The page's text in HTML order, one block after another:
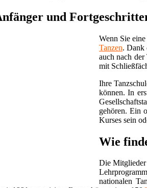
und
Wenn Sie
Tanzen. Dank
auch nach
mit
Ihre
können. In
gehören. Ein
Kurses sein
Wie
Die Mitglieder
nationalen